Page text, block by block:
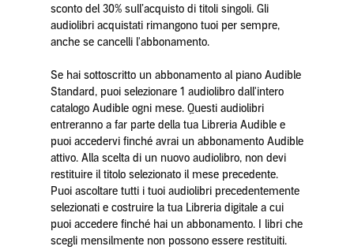
sconto del 30% sull’acquisto di titoli singoli. Gli
audiolibri acquistati rimangono tuoi per sempre,
anche se cancelli l'abbonamento.
Se hai sottoscritto un abbonamento al piano Audible
Standard, puoi selezionare 1 audiolibro dall'intero
catalogo Audible ogni mese. Questi audiolibri
entreranno a far parte della tua Libreria Audible e
puoi accedervi finché avrai un abbonamento Audible
attivo. Alla scelta di un nuovo audiolibro, non devi
restituire il titolo selezionato il mese precedente.
Puoi ascoltare tutti i tuoi audiolibri precedentemente
selezionati e costruire la tua Libreria digitale a cui
puoi accedere finché hai un abbonamento. I libri che
scegli mensilmente non possono essere restituiti.